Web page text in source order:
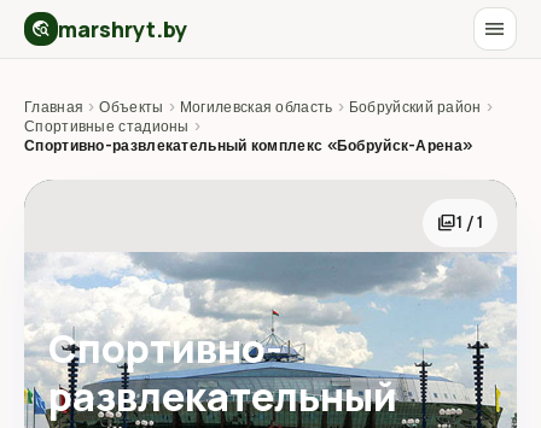
travel_explore marshryt.by menu
Главная › Объекты › Могилевская область › Бобруйский район ›
Спортивные стадионы ›
Спортивно-развлекательный комплекс «Бобруйск-Арена»
photo_library1 / 1
Спортивно-
развлекательный